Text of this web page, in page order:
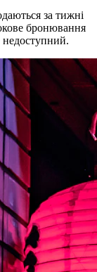
за тижні
бронювання
недоступний.